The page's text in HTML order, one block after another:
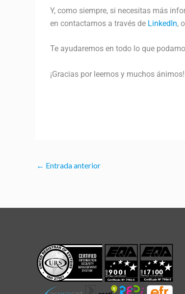
Y, como siempre, si necesitas más
en contactarnos a través de LinkedIn,
Te ayudaremos en todo lo que
¡Gracias por leernos y muchos ánimos!
← Entrada anterior